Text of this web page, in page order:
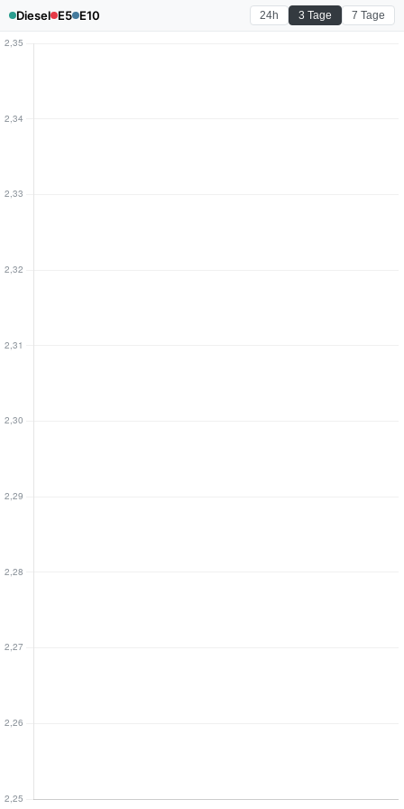
Diesel E5 E10 24h 3 Tage 7 Tage